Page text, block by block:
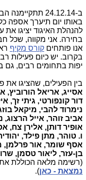
ב-24.12.14 תתקיימנה הבחירות להנהלת
באותו יום תיערך אספה
להנהלת האיגוד יציגו
אנו פותחים קורס מקיף
בקרוב. יש כיום פעילות
יפות בתחומים רבים, גם
בין הפעילים, שהציגו את
אסייג, אריאל הורוביץ,
דור קונפורטי, גיתי זך,
נימרוד להבי, מיקאל
אביב זוהר, אייל הרצוג,
אופיר דותן, אלירן צח,
ו. טוהר, מתן פילד,
אסף שומר, אור פרלמן,
בן-עזר, ליאור טסמן,
(רשימה מלאה הכוללת את
נמצאת - כאן).